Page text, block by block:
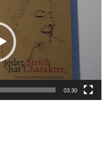
03:30